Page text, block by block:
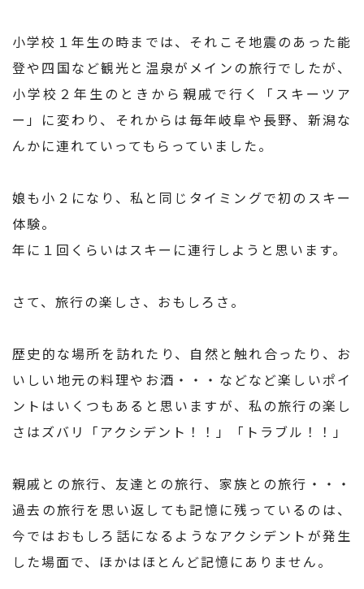
小学校１年生の時までは、それこそ地震のあった能
登や四国など観光と温泉がメインの旅行でしたが、
小学校２年生のときから親戚で行く「スキーツア
ー」に変わり、それからは毎年岐阜や長野、新潟な
んかに連れていってもらっていました。
娘も小２になり、私と同じタイミングで初のスキー
体験。
年に１回くらいはスキーに連行しようと思います。
さて、旅行の楽しさ、おもしろさ。
歴史的な場所を訪れたり、自然と触れ合ったり、お
いしい地元の料理やお酒・・・などなど楽しいポイ
ントはいくつもあると思いますが、私の旅行の楽し
さはズバリ「アクシデント！！」「トラブル！！」
親戚との旅行、友達との旅行、家族との旅行・・・
過去の旅行を思い返しても記憶に残っているのは、
今ではおもしろ話になるようなアクシデントが発生
した場面で、ほかはほとんど記憶にありません。